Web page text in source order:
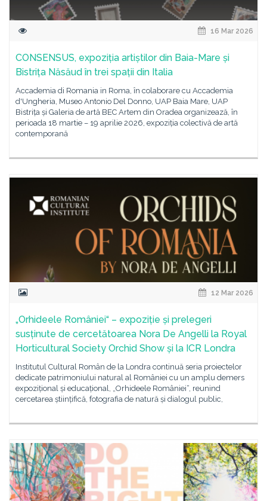
16 Mar 2026
CONSENSUS, expoziția artiștilor din Baia-Mare și
Bistrița Năsăud în trei spații din Italia
Accademia di Romania in Roma, în colaborare cu Accademia
d'Ungheria, Museo Antonio Del Donno, UAP Baia Mare, UAP
Bistrița și Galeria de artă BEC Artem din Oradea organizează, în
perioada 18 martie – 19 aprilie 2026, expoziția colectivă de artă
contemporană
12 Mar 2026
„Orhideele României“ – expoziție și prelegeri
susținute de cercetătoarea Nora De Angelli la Royal
Horticultural Society Orchid Show și la ICR Londra
Institutul Cultural Român de la Londra continuă seria proiectelor
dedicate patrimoniului natural al României cu un amplu demers
expozițional și educațional, „Orhideele României“, reunind
cercetarea științifică, fotografia de natură și dialogul public,